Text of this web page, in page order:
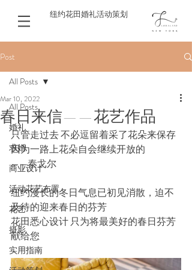
纽约花田婚礼活动策划
Post
All Posts
婚礼
求婚
商业设计
活动花艺布置
花艺
摄影
实用指南
All Posts
春日来信——花艺作品
Mar 10, 2022
只管走过去 不必逗留着采了花朵来保存
因为一路上花朵自会继续开放的
——泰戈尔
纽约漫长的冬日气息已初见消散，迫不
及待的迎来春日的芬芳
花田悉心设计 只为将最美好的春日芬芳
献给您